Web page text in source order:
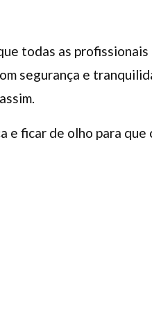
todas as
segurança e
e ficar de olho para